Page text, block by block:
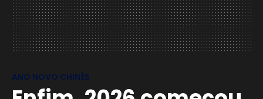
ANO NOVO CHINÊS